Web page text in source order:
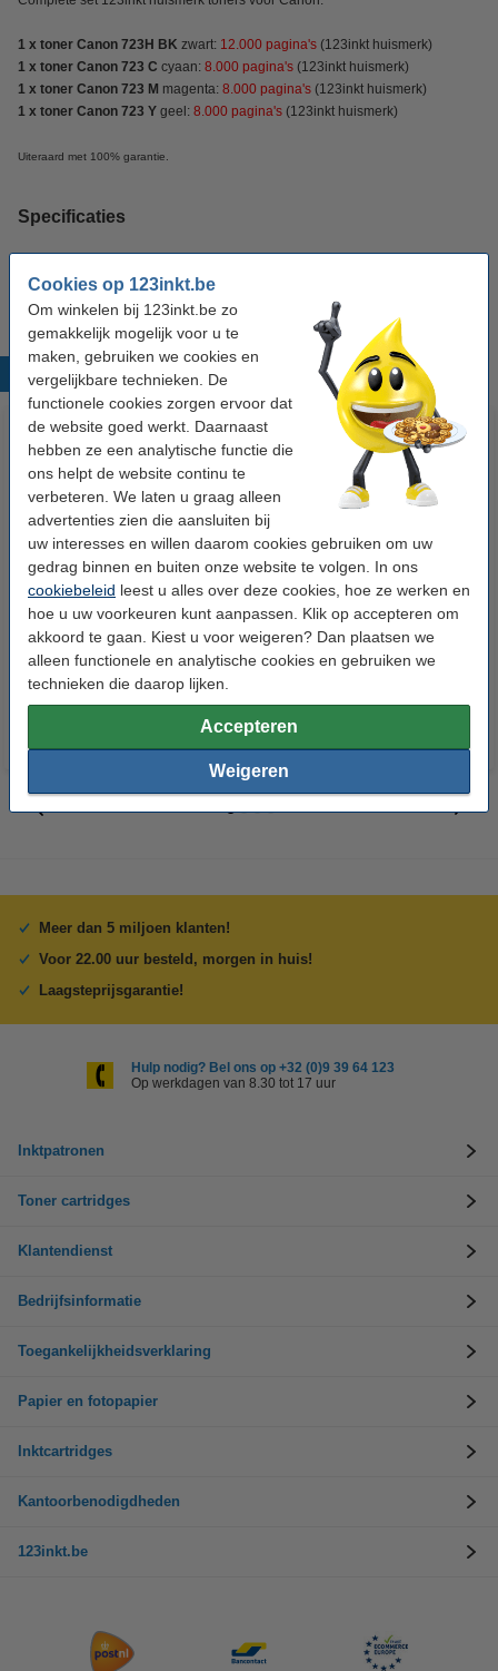
Cookies op 123inkt.be
Om winkelen bij 123inkt.be zo
gemakkelijk mogelijk voor u te
maken, gebruiken we cookies en
vergelijkbare technieken. De
functionele cookies zorgen ervoor dat
de website goed werkt. Daarnaast
hebben ze een analytische functie die
ons helpt de website continu te
verbeteren. We laten u graag alleen
advertenties zien die aansluiten bij
uw interesses en willen daarom cookies gebruiken om uw
gedrag binnen en buiten onze website te volgen. In ons
cookiebeleid leest u alles over deze cookies, hoe ze werken en
hoe u uw voorkeuren kunt aanpassen. Klik op accepteren om
akkoord te gaan. Kiest u voor weigeren? Dan plaatsen we
alleen functionele en analytische cookies en gebruiken we
technieken die daarop lijken.
Accepteren
Weigeren
1 x toner Canon 723H BK zwart: 12.000 pagina's (123inkt huismerk)
1 x toner Canon 723 C cyaan: 8.000 pagina's (123inkt huismerk)
1 x toner Canon 723 M magenta: 8.000 pagina's (123inkt huismerk)
1 x toner Canon 723 Y geel: 8.000 pagina's (123inkt huismerk)
Uiteraard met 100% garantie.
Specificaties
Populaire producten
Canon 723 C toner cyaan
(123inkt huismerk)
€ 92,50 Incl. 21% btw
Canon 723H BK toner zwart
hoge capaciteit (123inkt
huismerk)
€ 62,50 Incl. 21% btw
Meer dan 5 miljoen klanten!
Voor 22.00 uur besteld, morgen in huis!
Laagsteprijsgarantie!
Hulp nodig? Bel ons op +32 (0)9 39 64 123
Op werkdagen van 8.30 tot 17 uur
Inktpatronen
Toner cartridges
Klantendienst
Bedrijfsinformatie
Toegankelijkheidsverklaring
Papier en fotopapier
Inktcartridges
Kantoorbenodigdheden
123inkt.be